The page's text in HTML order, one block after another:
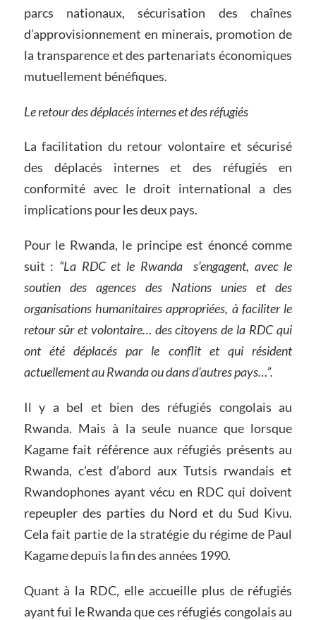
parcs nationaux, sécurisation des chaînes
d’approvisionnement en minerais, promotion de
la transparence et des partenariats économiques
mutuellement bénéfiques.
Le retour des déplacés internes et des réfugiés
La facilitation du retour volontaire et sécurisé
des déplacés internes et des réfugiés en
conformité avec le droit international a des
implications pour les deux pays.
Pour le Rwanda, le principe est énoncé comme
suit : “La RDC et le Rwanda s’engagent, avec le
soutien des agences des Nations unies et des
organisations humanitaires appropriées, à faciliter le
retour sûr et volontaire… des citoyens de la RDC qui
ont été déplacés par le conflit et qui résident
actuellement au Rwanda ou dans d’autres pays…”.
Il y a bel et bien des réfugiés congolais au
Rwanda. Mais à la seule nuance que lorsque
Kagame fait référence aux réfugiés présents au
Rwanda, c’est d’abord aux Tutsis rwandais et
Rwandophones ayant vécu en RDC qui doivent
repeupler des parties du Nord et du Sud Kivu.
Cela fait partie de la stratégie du régime de Paul
Kagame depuis la fin des années 1990.
Quant à la RDC, elle accueille plus de réfugiés
ayant fui le Rwanda que ces réfugiés congolais au